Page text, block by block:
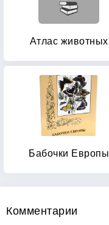
Атлас животных
Бабочки Европы
Комментарии